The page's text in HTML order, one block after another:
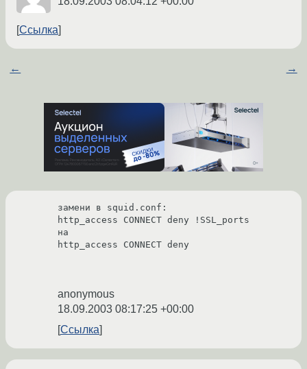
Ссылка
← →
замени в squid.conf:
http_access CONNECT deny !SSL_ports
на
http_access CONNECT deny
anonymous
18.09.2003 08:17:25 +00:00
Ссылка